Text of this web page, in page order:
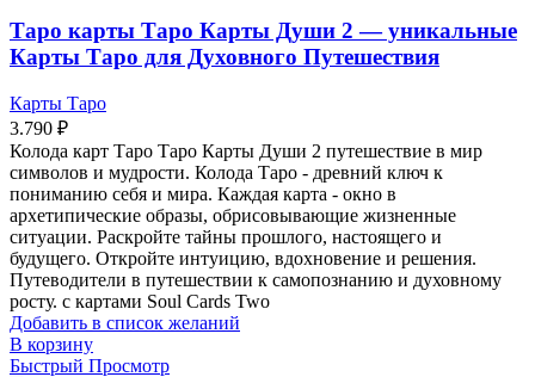
Таро карты Таро Карты Души 2 — уникальные
Карты Таро для Духовного Путешествия
Карты Таро
3.790 ₽
Колода карт Таро Таро Карты Души 2 путешествие в мир
символов и мудрости. Колода Таро - древний ключ к
пониманию себя и мира. Каждая карта - окно в
архетипические образы, обрисовывающие жизненные
ситуации. Раскройте тайны прошлого, настоящего и
будущего. Откройте интуицию, вдохновение и решения.
Путеводители в путешествии к самопознанию и духовному
росту. с картами Soul Cards Two
Добавить в список желаний
В корзину
Быстрый Просмотр